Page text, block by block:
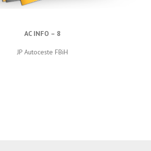
AC INFO – 8
JP Autoceste FBiH